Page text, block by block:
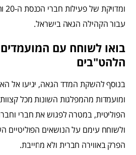
עבור הקהילה הגאה בישראל.
בואו לשוחח עם המועמדים
הלהט"בים
בנוסף להשקת המדד הגאה, יגיעו אל
ומועמדות מהמפלגות השונות מכל
הפוליטית, במטרה לפגוש את חברי
ולשוחח עימם על הנושאים הפוליטיים
הפרק באווירה חברית ולא מחייבת.